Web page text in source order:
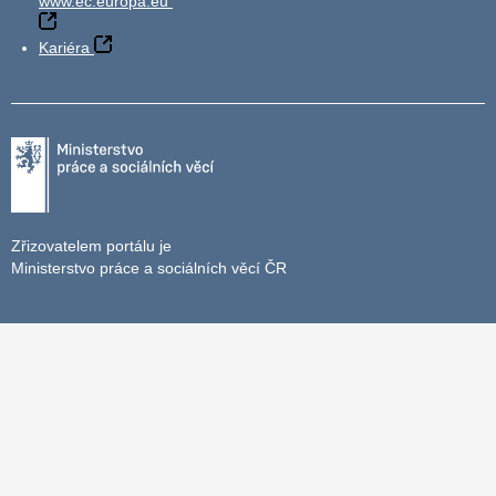
Kariéra
Zřizovatelem portálu je
Ministerstvo práce a sociálních věcí ČR